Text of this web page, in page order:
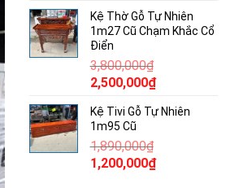
là:
380,000₫.là:
Kệ Thờ Gỗ Tự Nhiên
1m27 Cũ Chạm Khắc Cổ
Điển
3,800,000₫
Giá
là:
3,800,000₫.
2,500,000₫Giá
tại
Kệ Tivi Gỗ Tự Nhiên
1m95 Cũ
1,890,000₫
Giá
1,200,000₫Giá